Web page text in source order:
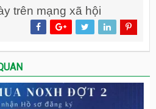
trên mạng xã hội